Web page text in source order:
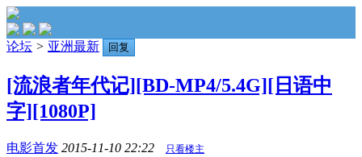
论坛 > 亚洲最新 回复
[流浪者年代记][BD-MP4/5.4G][日语中
字][1080P]
电影首发 2015-11-10 22:22 只看楼主